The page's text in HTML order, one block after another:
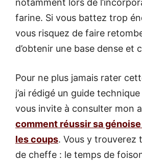
notamment lors de
farine. Si vous battez trop
vous risquez de faire
d’obtenir une base dense et
Pour ne plus jamais rater
j’ai rédigé un guide
vous invite à consulter mon
comment réussir sa
les coups. Vous y trouverez
de cheffe : le temps de